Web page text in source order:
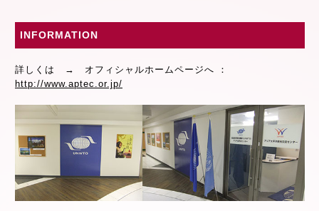
INFORMATION
詳しくは → オフィシャルホームページへ ：
http://www.aptec.or.jp/